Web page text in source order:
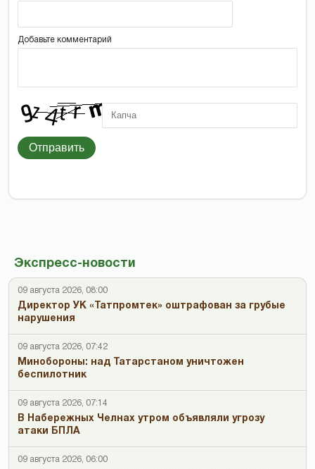
Экспресс-новости
09 августа 2026, 08:00
Директор УК «Татпромтек» оштрафован за грубые
нарушения
09 августа 2026, 07:42
Минобороны: над Татарстаном уничтожен
беспилотник
09 августа 2026, 07:14
В Набережных Челнах утром объявляли угрозу
атаки БПЛА
09 августа 2026, 06:00
Добавьте комментарий
Отправить